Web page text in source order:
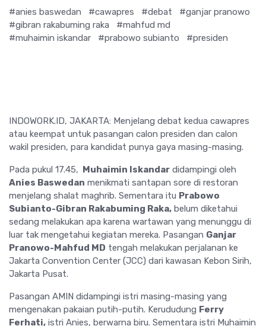
#anies baswedan #cawapres #debat
#ganjar pranowo
#gibran rakabuming raka
#mahfud md
#muhaimin iskandar
#prabowo subianto #presiden
INDOWORK.ID, JAKARTA: Menjelang debat kedua cawapres
atau keempat untuk pasangan calon presiden dan calon
wakil presiden, para kandidat punya gaya masing-masing.
Pada pukul 17.45, Muhaimin Iskandar didampingi oleh
Anies Baswedan menikmati santapan sore di restoran
menjelang shalat maghrib. Sementara itu Prabowo
Subianto-Gibran Rakabuming Raka, belum diketahui
sedang melakukan apa karena wartawan yang menunggu di
luar tak mengetahui kegiatan mereka. Pasangan Ganjar
Pranowo-Mahfud MD tengah melakukan perjalanan ke
Jakarta Convention Center (JCC) dari kawasan Kebon Sirih,
Jakarta Pusat.
Pasangan AMIN didampingi istri masing-masing yang
mengenakan pakaian putih-putih. Kerududung Ferry
Ferhati, istri Anies, berwarna biru. Sementara istri Muhaimin